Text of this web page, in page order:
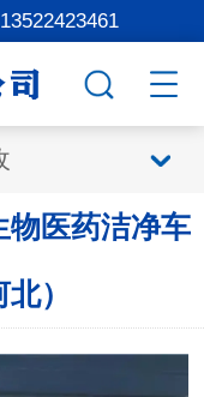
13522423461
物医药洁净车
）